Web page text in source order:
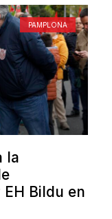
PAMPLONA
la
Bildu en